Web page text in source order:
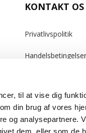
til at vise dig
din brug af vores
og analysepartnere.
KONTAKT OS
Privatlivspolitik
Handelsbetingelser